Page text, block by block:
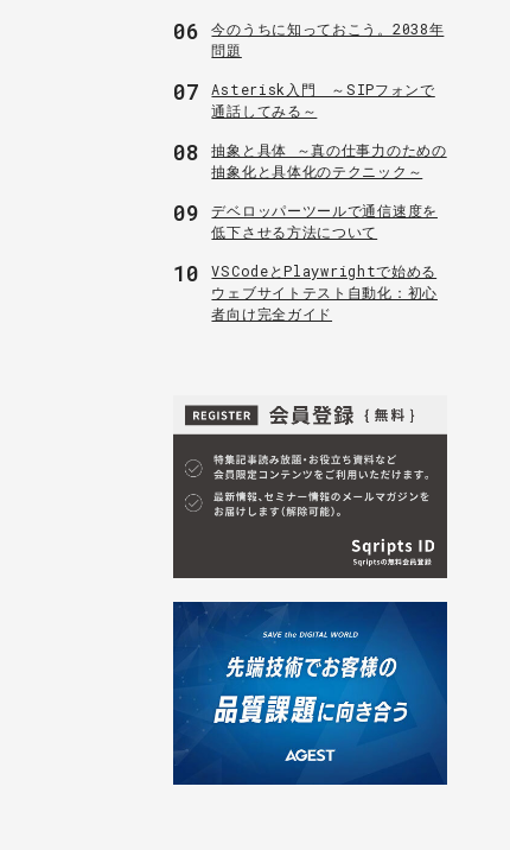
06
今のうちに知っておこう。2038年
問題
07
Asterisk入門 ～SIPフォンで
通話してみる～
08
抽象と具体 ～真の仕事力のための
抽象化と具体化のテクニック～
09
デベロッパーツールで通信速度を
低下させる方法について
10
VSCodeとPlaywrightで始める
ウェブサイトテスト自動化：初心
者向け完全ガイド